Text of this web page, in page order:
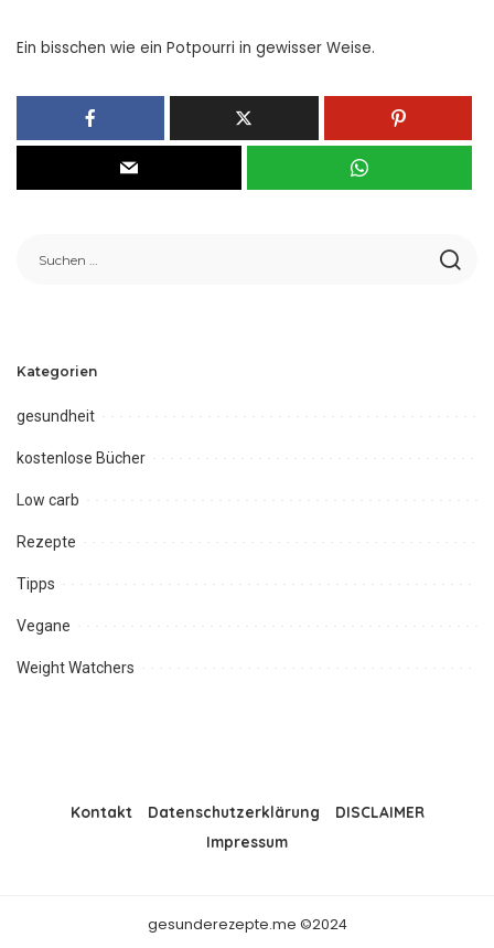
Ein bisschen wie ein Potpourri in gewisser Weise.
Kategorien
gesundheit
kostenlose Bücher
Low carb
Rezepte
Tipps
Vegane
Weight Watchers
Kontakt Datenschutzerklärung
DISCLAIMER
Impressum
gesunderezepte.me ©2024